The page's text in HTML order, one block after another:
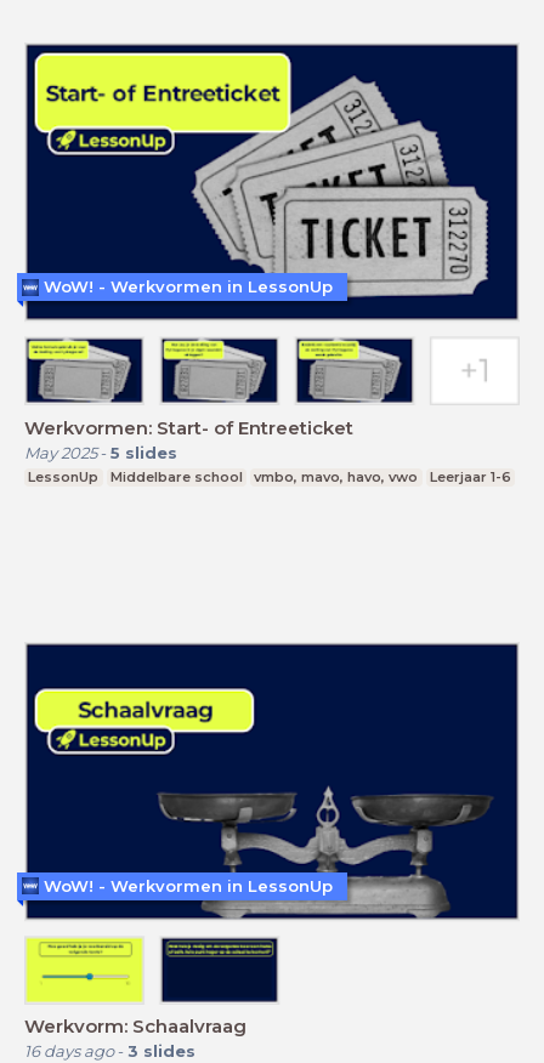
Werkvormen: Start- of Entreeticket
May 2025- 5 slides
LessonUp Middelbare school vmbo, mavo, havo, vwo Leerjaar 1-6
WoW! - Werkvormen in LessonUp
Werkvorm: Schaalvraag
16 days ago- 3 slides
WoW! - Werkvormen in LessonUp